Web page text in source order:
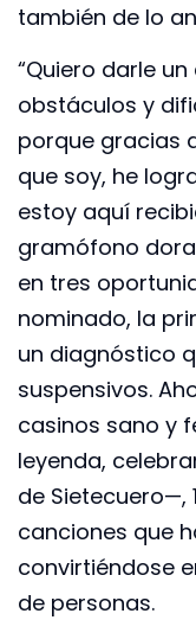
también de lo
“Quiero darle
obstáculos y
porque gracias
que soy, he
estoy aquí
gramófono
en tres
nominado, la
un diagnóstico
suspensivos.
casinos sano y
leyenda,
de Sietecuero—,
canciones que
convirtiéndose
de personas.